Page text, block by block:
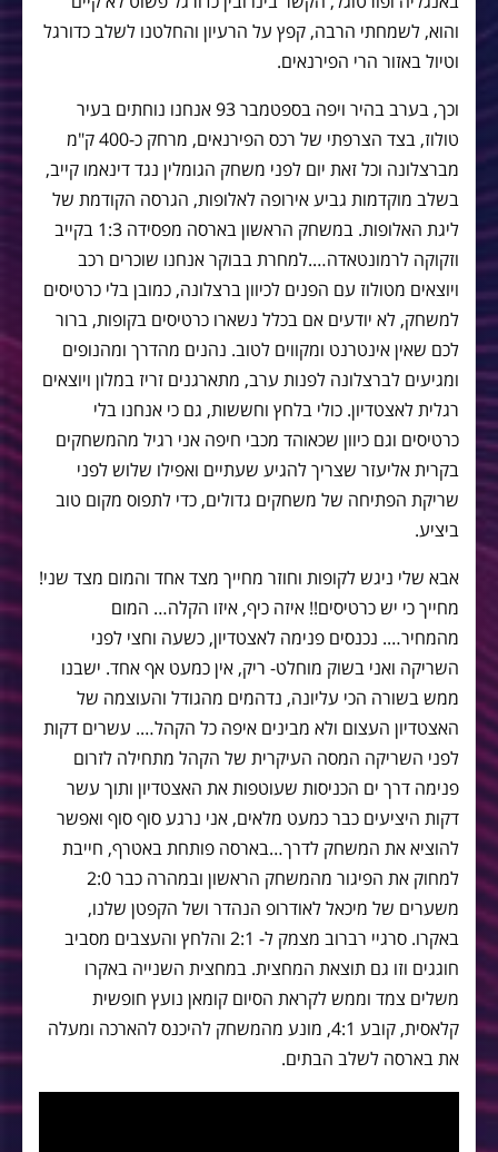
והוא, לשמחתי הרבה, קפץ על הרעיון והחלטנו לשלב כדורגל
וטיול באזור הרי הפירנאים.
וכך, בערב בהיר ויפה בספטמבר 93 אנחנו נוחתים בעיר
טולוז, בצד הצרפתי של רכס הפירנאים, מרחק כ-400 ק"מ
מברצלונה וכל זאת יום לפני משחק הגומלין נגד דינאמו קייב,
בשלב מוקדמות גביע אירופה לאלופות, הגרסה הקודמת של
ליגת האלופות. במשחק הראשון בארסה מפסידה 1:3 בקייב
וזקוקה לרמונטאדה….למחרת בבוקר אנחנו שוכרים רכב
ויוצאים מטולוז עם הפנים לכיוון ברצלונה, כמובן בלי כרטיסים
למשחק, לא יודעים אם בכלל נשארו כרטיסים בקופות, ברור
לכם שאין אינטרנט ומקווים לטוב. נהנים מהדרך ומהנופים
ומגיעים לברצלונה לפנות ערב, מתארגנים זריז במלון ויוצאים
רגלית לאצטדיון. כולי בלחץ וחששות, גם כי אנחנו בלי
כרטיסים וגם כיוון שכאוהד מכבי חיפה אני רגיל מהמשחקים
בקרית אליעזר שצריך להגיע שעתיים ואפילו שלוש לפני
שריקת הפתיחה של משחקים גדולים, כדי לתפוס מקום טוב
ביציע.
אבא שלי ניגש לקופות וחוזר מחייך מצד אחד והמום מצד שני!
מחייך כי יש כרטיסים!! איזה כיף, איזו הקלה… המום
מהמחיר…. נכנסים פנימה לאצטדיון, כשעה וחצי לפני
השריקה ואני בשוק מוחלט- ריק, אין כמעט אף אחד. ישבנו
ממש בשורה הכי עליונה, נדהמים מהגודל והעוצמה של
האצטדיון העצום ולא מבינים איפה כל הקהל…. עשרים דקות
לפני השריקה המסה העיקרית של הקהל מתחילה לזרום
פנימה דרך ים הכניסות שעוטפות את האצטדיון ותוך עשר
דקות היציעים כבר כמעט מלאים, אני נרגע סוף סוף ואפשר
להוציא את המשחק לדרך…בארסה פותחת באטרף, חייבת
למחוק את הפיגור מהמשחק הראשון ובמהרה כבר 2:0
משערים של מיכאל לאודרופ הנהדר ושל הקפטן שלנו,
באקרו. סרגיי רברוב מצמק ל- 2:1 והלחץ והעצבים מסביב
חוגגים וזו גם תוצאת המחצית. במחצית השנייה באקרו
משלים צמד וממש לקראת הסיום קומאן נועץ חופשית
קלאסית, קובע 4:1, מונע מהמשחק להיכנס להארכה ומעלה
את בארסה לשלב הבתים.